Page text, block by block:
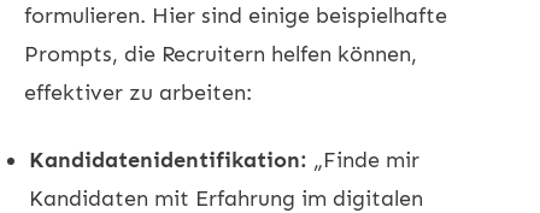
formulieren. Hier sind einige beispielhafte
Prompts, die Recruitern helfen können,
effektiver zu arbeiten:
Kandidatenidentifikation: „Finde mir
Kandidaten mit Erfahrung im digitalen